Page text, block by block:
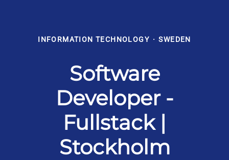
INFORMATION TECHNOLOGY · SWEDEN
Software
Developer -
Fullstack |
Stockholm